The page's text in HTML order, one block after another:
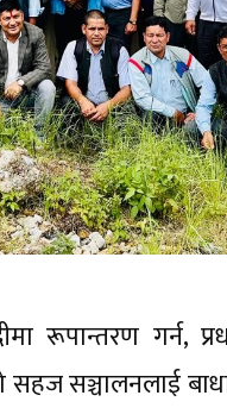
रूपान्तरण गर्न,
सञ्चालनलाई